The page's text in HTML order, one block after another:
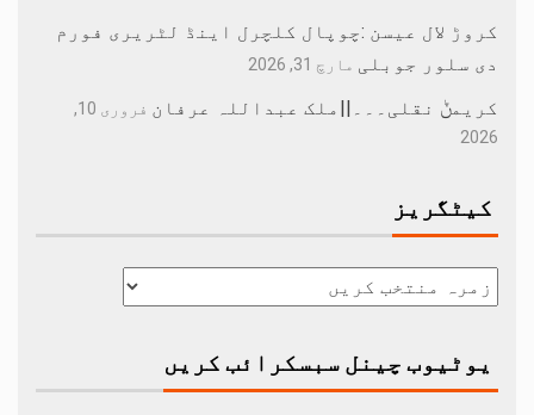
کروڑ لال عیسن :چوپال کلچرل اینڈ لٹریری فورم
دی سلور جوبلی مارچ 31, 2026
کریمݨ نقلی۔۔۔||ملک عبداللہ عرفان
فروری 10,
2026
کیٹگریز
یوٹیوب چینل سبسکرائب کریں